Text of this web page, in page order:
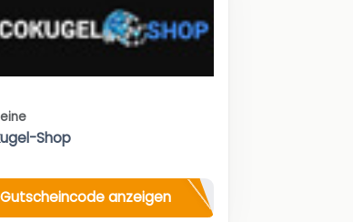
Shop
Gutscheincode anzeigen